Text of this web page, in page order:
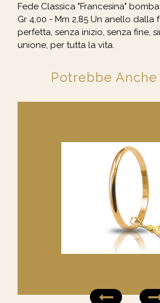
Fede Classica "Francesina"
Gr 4,00 - Mm 2,85 Un anello dalla
perfetta, senza inizio, senza fine,
unione, per tutta la vita.
Potrebbe